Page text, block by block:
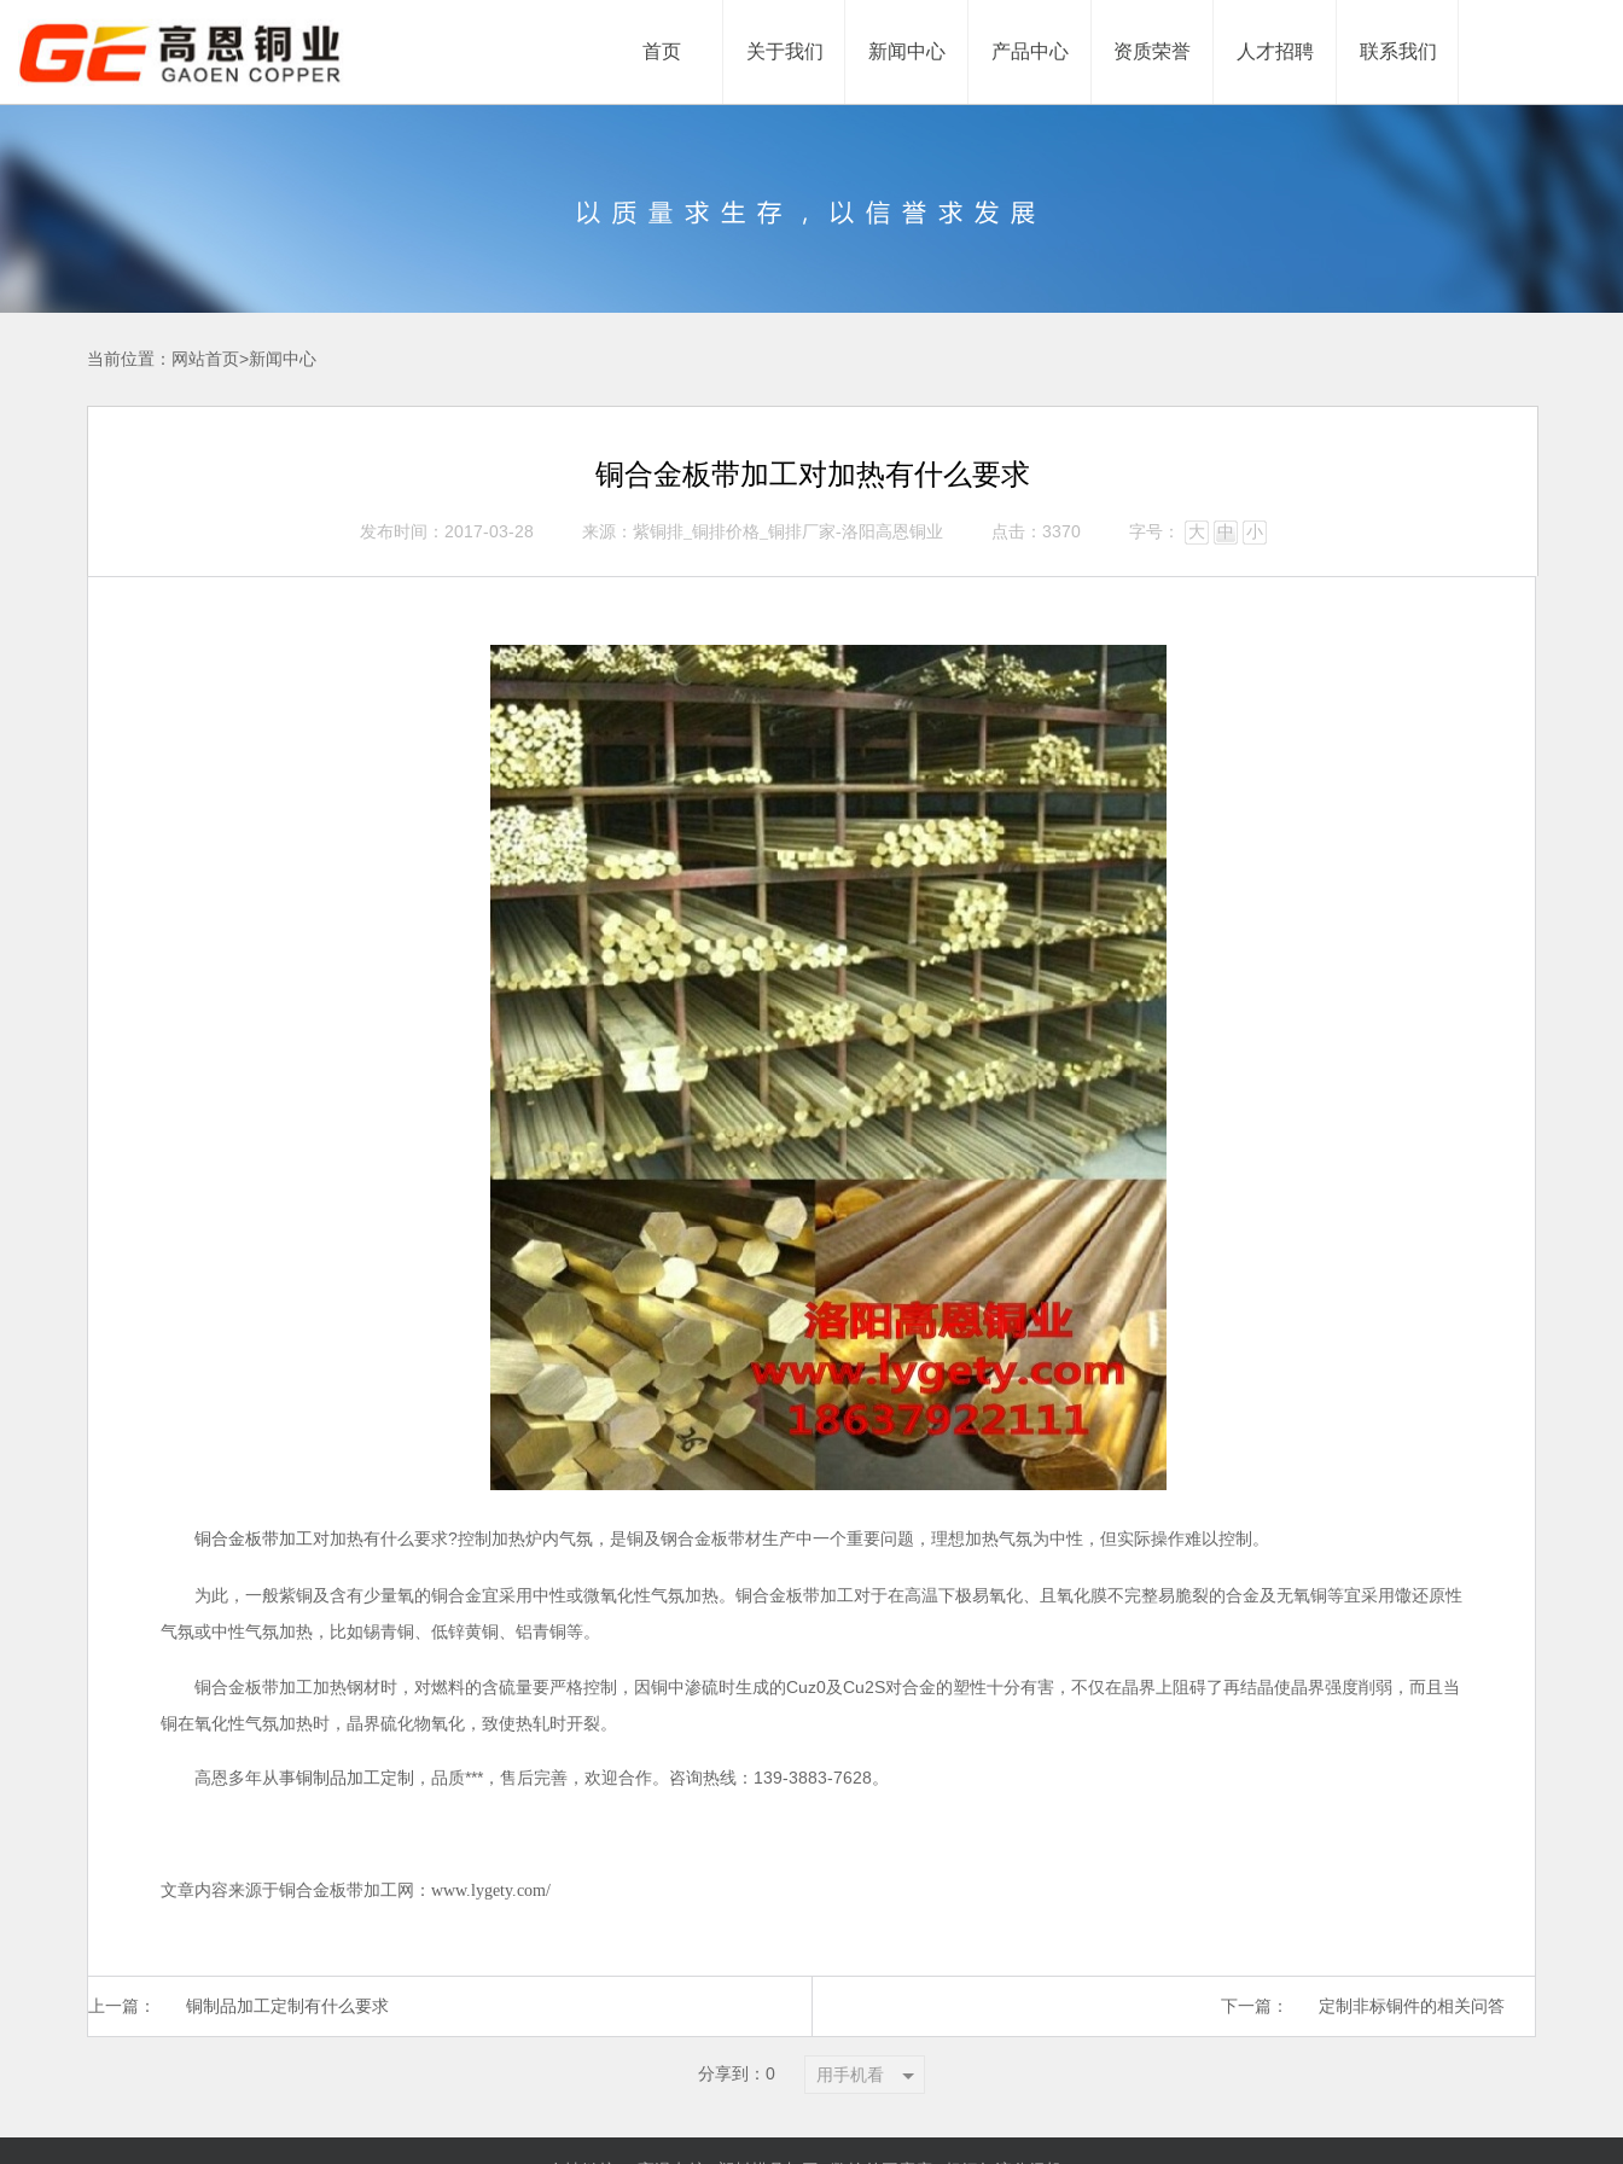
首页 关于我们 新闻中心 产品中心 资质荣誉 人才招聘 联系我们
当前位置： 网站首页 >新闻中心
铜合金板带加工对加热有什么要求
发布时间：2017-03-28 来源： 紫铜排_铜排价格_铜排厂家-洛阳高恩铜业 点击：3370 字号： 大 中 小
铜合金板带加工对加热有什么要求?控制加热炉内气氛，是铜及钢合金板带材生产中一个重要问题，理想加热气氛为中性，但实际操作难以控制。
为此，一般紫铜及含有少量氧的铜合金宜采用中性或微氧化性气氛加热。铜合金板带加工对于在高温下极易氧化、且氧化膜不完整易脆裂的合金及无氧铜等宜采用馓还原性
气氛或中性气氛加热，比如锡青铜、低锌黄铜、铝青铜等。
铜合金板带加工加热钢材时，对燃料的含硫量要严格控制，因铜中渗硫时生成的Cuz0及Cu2S对合金的塑性十分有害，不仅在晶界上阻碍了再结晶使晶界强度削弱，而且当
铜在氧化性气氛加热时，晶界硫化物氧化，致使热轧时开裂。
高恩多年从事铜制品加工定制 ，品质***，售后完善，欢迎合作。咨询热线：139-3883-7628。
文章内容来源于铜合金板带加工网： www.lygety.com/
上一篇： 铜制品加工定制有什么要求 下一篇： 定制非标铜件的相关问答
分享到： 0 用手机看